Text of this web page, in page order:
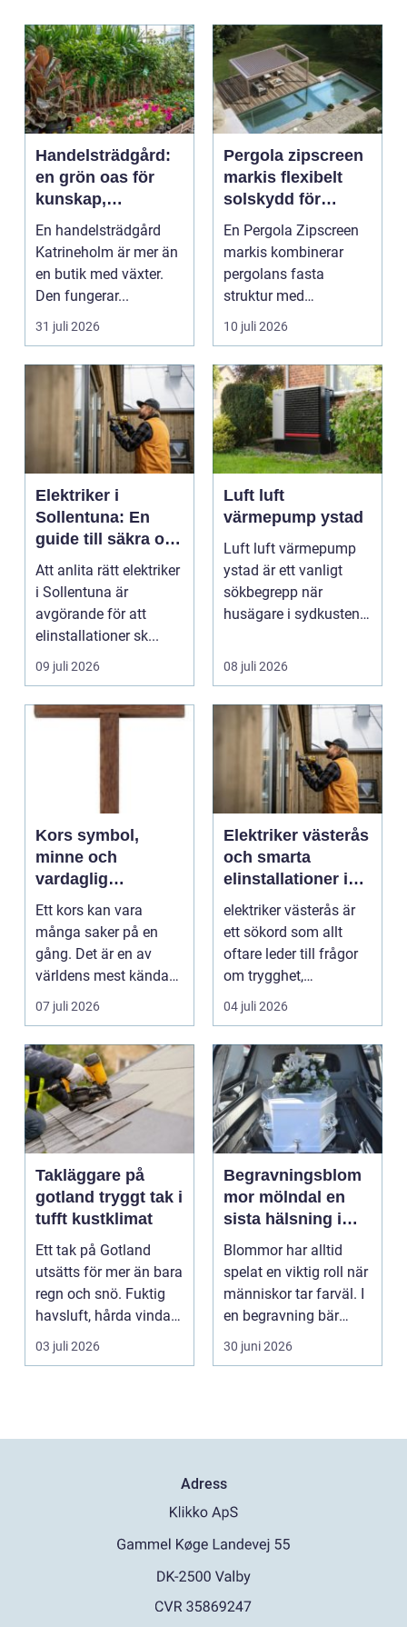
Handelsträdgård:
en grön oas för
kunskap,
inspiration och
odlarglädje
En handelsträdgård
Katrineholm är mer än
en butik med växter.
Den fungerar...
31 juli 2026
Pergola zipscreen
markis flexibelt
solskydd för
moderna uterum
En Pergola Zipscreen
markis kombinerar
pergolans fasta
struktur med
screenmarkisens
smarta solskydd....
10 juli 2026
Elektriker i
Sollentuna: En
guide till säkra och
pålitliga
elinstallationer
Att anlita rätt elektriker
i Sollentuna är
avgörande för att
elinstallationer sk...
09 juli 2026
Luft luft
värmepump ystad
Luft luft värmepump
ystad är ett vanligt
sökbegrepp när
husägare i sydkusten
08 juli 2026
Kors symbol,
minne och
vardaglig
påminnelse
Ett kors kan vara
många saker på en
gång. Det är en av
världens mest kända
symboler, djupt
förknippa...
07 juli 2026
Elektriker västerås
och smarta
elinstallationer i
vardagen
elektriker västerås är
ett sökord som allt
oftare leder till frågor
om trygghet,
energioptimering oc...
04 juli 2026
Takläggare på
gotland tryggt tak i
tufft kustklimat
Ett tak på Gotland
utsätts för mer än bara
regn och snö. Fuktig
havsluft, hårda vindar,
saltstänk oc...
03 juli 2026
Begravningsblom
mor mölndal en
sista hälsning i
blomsterform
Blommor har alltid
spelat en viktig roll när
människor tar farväl. I
en begravning bär
varje färg, f...
30 juni 2026
Adress